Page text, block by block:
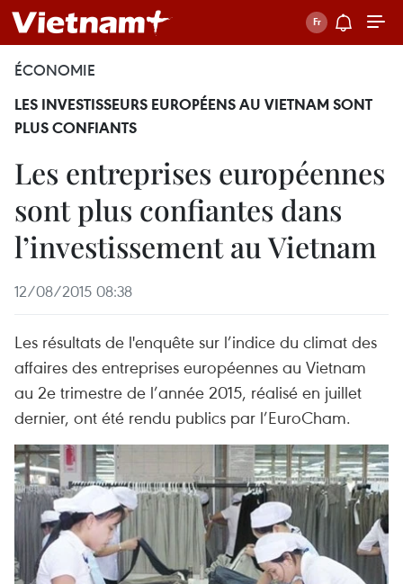
ÉCONOMIE
LES INVESTISSEURS EUROPÉENS AU VIETNAM SONT
PLUS CONFIANTS
Les entreprises européennes
sont plus confiantes dans
l’investissement au Vietnam
12/08/2015 08:38
Les résultats de l'enquête sur l’indice du climat des
affaires des entreprises européennes au Vietnam
au 2e trimestre de l’année 2015, réalisé en juillet
dernier, ont été rendu publics par l’EuroCham.